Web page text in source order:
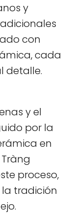
y
con
cada
detalle.
y el
por la
en
proceso,
tradición